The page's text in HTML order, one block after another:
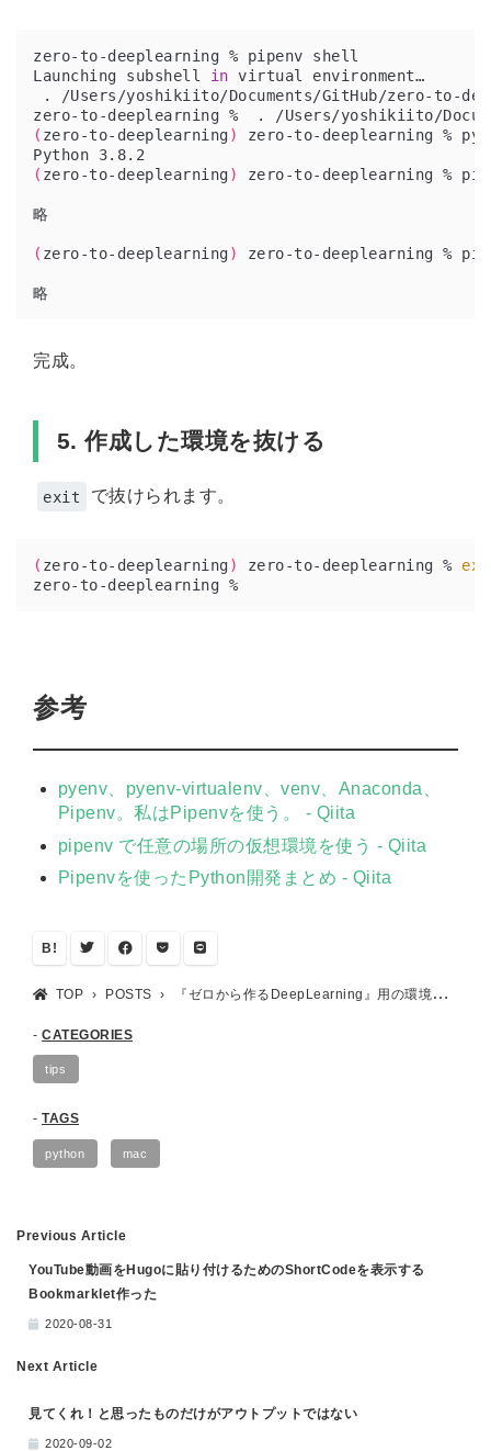
Launching subshell in
( zero-to-deeplearning)
( zero-to-deeplearning)
( zero-to-deeplearning)
完成。
5. 作成した環境を抜ける
exit で抜けられます。
( zero-to-deeplearning) zero-to-deeplearning %
参考
pyenv、pyenv-virtualenv、venv、Anaconda、
Pipenv。私はPipenvを使う。 - Qiita
pipenv で任意の場所の仮想環境を使う - Qiita
Pipenvを使ったPython開発まとめ - Qiita
B!
TOP POSTS 『ゼロから作るDeepLearning』用の環境をPipenvを使って構築する
CATEGORIES
tips
TAGS
python mac
Previous Article
YouTube動画をHugoに貼り付けるためのShortCodeを表示する
Bookmarklet作った
2020-08-31
Next Article
見てくれ！と思ったものだけがアウトプットではない
2020-09-02